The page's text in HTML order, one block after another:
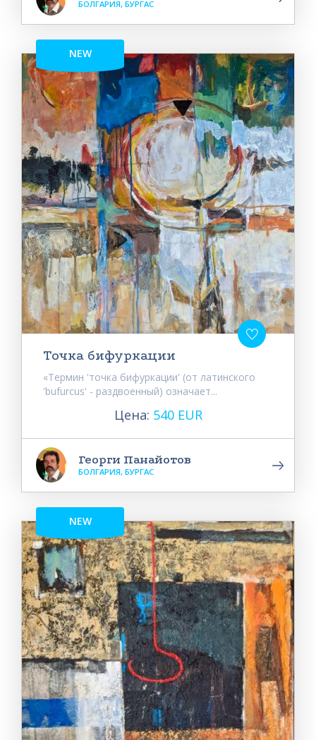
БОЛГАРИЯ, БУРГАС
NEW
Точка бифуркации
«Термин 'точка бифуркации' (от латинского
'bufurcus' - раздвоенный) означает...
Цена: 540 EUR
Георги Панайотов
БОЛГАРИЯ, БУРГАС
NEW